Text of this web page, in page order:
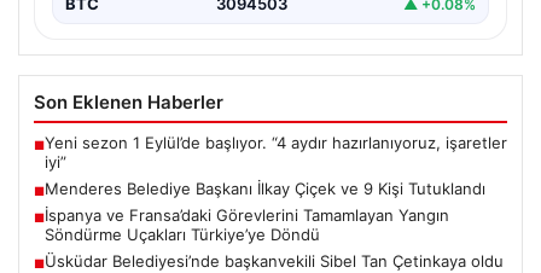
BTC 3094503 ▲ +0.08%
Son Eklenen Haberler
■Yeni sezon 1 Eylül’de başlıyor. “4 aydır hazırlanıyoruz, işaretler
iyi”
■Menderes Belediye Başkanı İlkay Çiçek ve 9 Kişi Tutuklandı
■İspanya ve Fransa’daki Görevlerini Tamamlayan Yangın
Söndürme Uçakları Türkiye’ye Döndü
■Üsküdar Belediyesi’nde başkanvekili Sibel Tan Çetinkaya oldu